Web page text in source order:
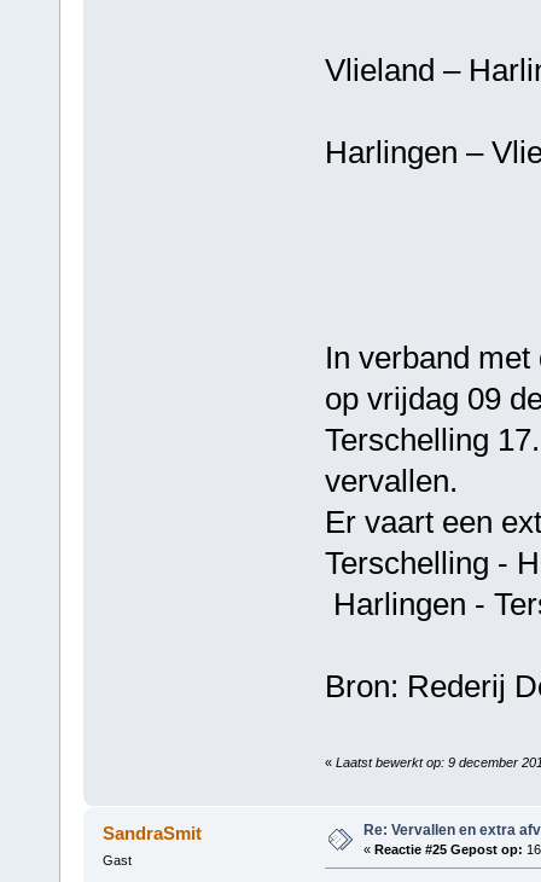
Vlieland –
Harlingen –
In verband
op vrijdag 09
Terschelling
vervallen.
Er vaart een
Terschelling -
Harlingen -
Bron: Rederij
« Laatst bewerkt op: 9 december
SandraSmit
Gast
Re: Vervallen en extra
« Reactie #25 Gepost op: